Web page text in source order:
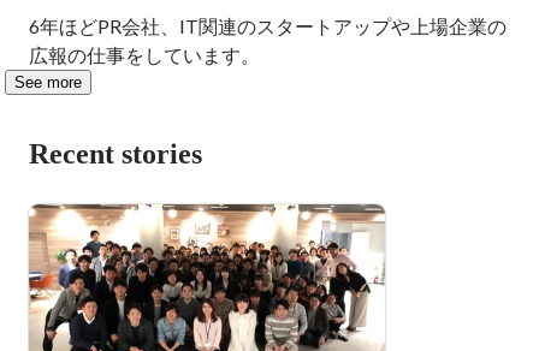
6年ほどPR会社、IT関連のスタートアップや上場企業の
広報の仕事をしています。
See more
Recent stories